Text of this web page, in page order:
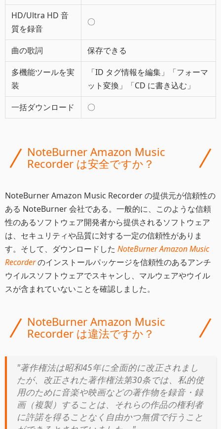
HD/Ultra HD 音
質を録音
〇
曲の歌詞
保存できる
多機能ツールを実
装
「ID タグ情報を編集」「フォーマ
ット変換」「CD に書き込む」
一括ダウンロード
〇
NoteBurner Amazon Music
Recorder は安全ですか？
NoteBurner Amazon Music Recorder の提供元が信頼性の
ある NoteBurner 会社である。一般的に、このような信頼
性のあるソフトウェア開発者から提供されるソフトウェア
は、セキュリティや品質に対する一定の信頼性がありま
す。そして、ダウンロードした NoteBurner Amazon Music
Recorderのインストールパッケージを信頼性のあるアンチ
ウイルスソフトウェアでスキャンし、マルウェアやウイル
スが含まれていないことを確認しました。
NoteBurner Amazon Music
Recorder は違法ですか？
"著作権法は昭和45年に全面的に改正されまし
たが、改正された著作権法第30条では、私的使
用のために音楽や映画などの著作物を録音・録
画（複製）することは、それらの作品の権利者
に許諾を得ることなく自由かつ無償で行うこと